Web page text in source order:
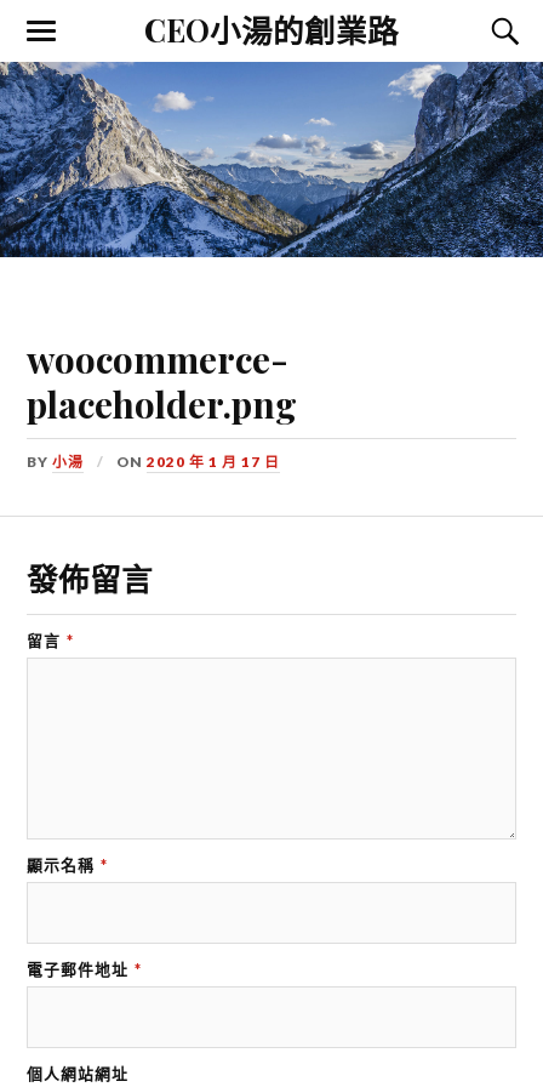
CEO小湯的創業路
woocommerce-
placeholder.png
BY小湯 ON2020 年 1 月 17 日
發佈留言
留言 *
顯示名稱 *
電子郵件地址 *
個人網站網址